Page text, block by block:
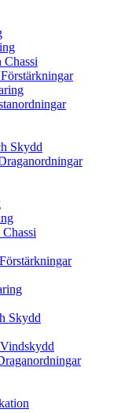
Skydd
Skydd